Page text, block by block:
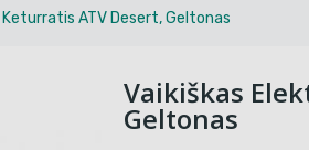
ATV Desert, Geltonas
Vaikiškas
Geltonas